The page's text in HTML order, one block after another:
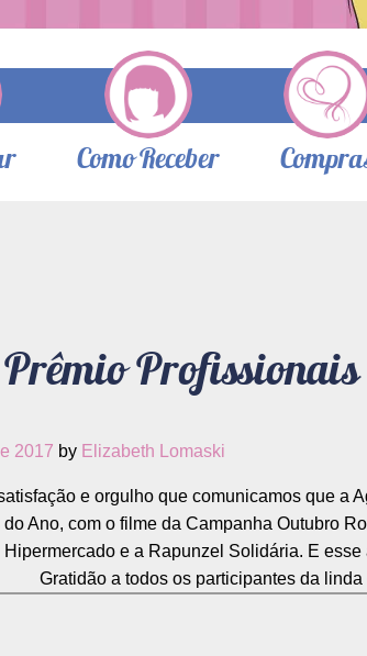
Como Receber
Prêmio
2017 by Elizabeth Lomaski
e orgulho que comunicamos que a
Ano, com o filme da Campanha Outubro
Hipermercado e a Rapunzel Solidária. E esse
Gratidão a todos os participantes da linda